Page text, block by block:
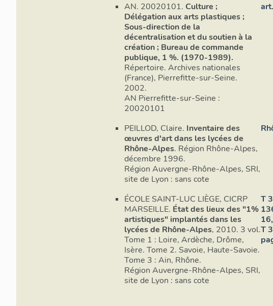
AN. 20020101. Culture ;
Délégation aux arts plastiques ;
Sous-direction de la
décentralisation et du soutien à la
création ; Bureau de commande
publique, 1 %. (1970-1989).
Répertoire. Archives nationales
(France), Pierrefitte-sur-Seine.
2002.
AN Pierrefitte-sur-Seine :
20020101
PEILLOD, Claire. Inventaire des
œuvres d'art dans les lycées de
Rhône-Alpes. Région Rhône-Alpes,
décembre 1996.
Région Auvergne-Rhône-Alpes, SRI,
site de Lyon : sans cote
ÉCOLE SAINT-LUC LIÈGE, CICRP
MARSEILLE. État des lieux des "1%
artistiques" implantés dans les
lycées de Rhône-Alpes, 2010. 3 vol.
Tome 1 : Loire, Ardèche, Drôme,
Isère. Tome 2. Savoie, Haute-Savoie.
Tome 3 : Ain, Rhône.
Région Auvergne-Rhône-Alpes, SRI,
site de Lyon : sans cote
T
T